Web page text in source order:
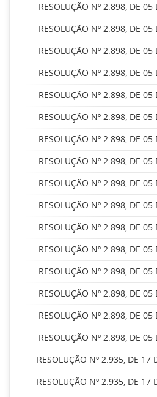
RESOLUÇÃO Nº 2.898, DE
RESOLUÇÃO Nº 2.898, DE
RESOLUÇÃO Nº 2.898, DE
RESOLUÇÃO Nº 2.898, DE
RESOLUÇÃO Nº 2.898, DE
RESOLUÇÃO Nº 2.898, DE
RESOLUÇÃO Nº 2.898, DE
RESOLUÇÃO Nº 2.898, DE
RESOLUÇÃO Nº 2.898, DE
RESOLUÇÃO Nº 2.898, DE
RESOLUÇÃO Nº 2.898, DE
RESOLUÇÃO Nº 2.898, DE
RESOLUÇÃO Nº 2.898, DE
RESOLUÇÃO Nº 2.898, DE
RESOLUÇÃO Nº 2.898, DE
RESOLUÇÃO Nº 2.898, DE
RESOLUÇÃO Nº 2.935, DE 17
RESOLUÇÃO Nº 2.935, DE 17